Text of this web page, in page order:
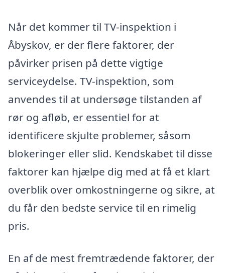
Når det kommer til TV-inspektion i
Åbyskov, er der flere faktorer, der
påvirker prisen på dette vigtige
serviceydelse. TV-inspektion, som
anvendes til at undersøge tilstanden af
rør og afløb, er essentiel for at
identificere skjulte problemer, såsom
blokeringer eller slid. Kendskabet til disse
faktorer kan hjælpe dig med at få et klart
overblik over omkostningerne og sikre, at
du får den bedste service til en rimelig
pris.
En af de mest fremtrædende faktorer, der